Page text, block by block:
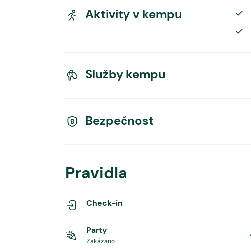
Aktivity v kempu
Služby kempu
Bezpečnost
Pravidla
Check-in
Party
Zakázano